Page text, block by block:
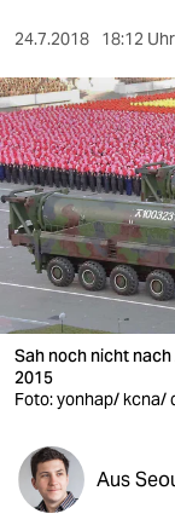
sport
berlin
nord
wahrheit
verlag
verlag
veranstaltungen
fragen & hilfe
24.7.2018 18:12 Uhr
Sah noch nicht
2015
Foto: yonhap/ kcna/
Aus